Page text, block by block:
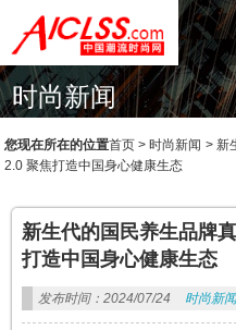
时尚新闻
您现在所在的位置首页 > 时尚新闻 >新
2.0 聚焦打造中国身心健康生态
新生代的国民养生品牌
打造中国身心健康生态
发布时间：2024/07/24 时尚新闻